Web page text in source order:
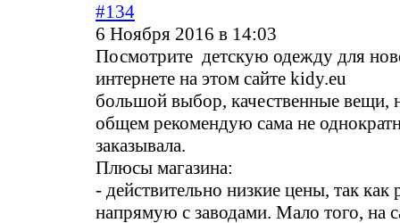
#134
6 Ноября 2016 в 14:03
Посмотрите детскую одежду для
интернете на этом сайте kidy.eu
большой выбор, качественные вещи,
общем рекомендую сама не
заказывала.
Плюсы магазина:
- действительно низкие цены, так как
напрямую с заводами. Мало того, на